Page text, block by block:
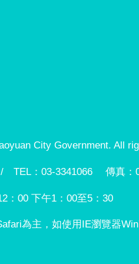
City Government. All
TEL：03-3341066 傳真：
：00 下午1：00至5：30
為主，如使用IE瀏覽器